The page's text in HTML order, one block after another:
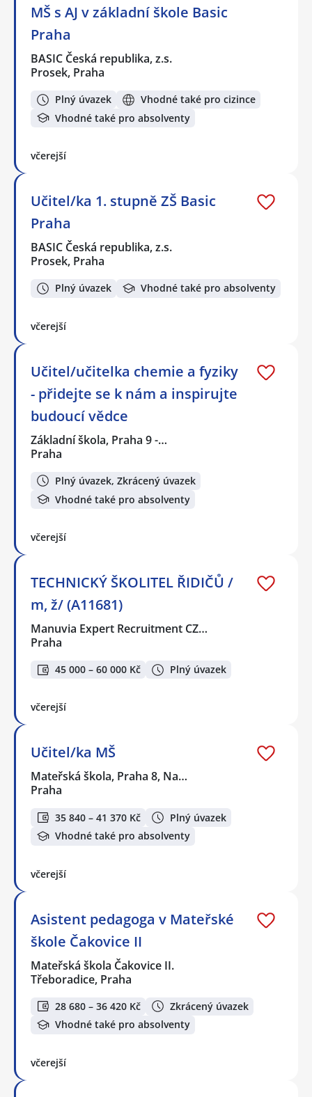
MŠ s AJ v základní škole Basic
Praha
BASIC Česká republika, z.s.
Prosek, Praha
Plný úvazek
Vhodné také pro cizince
Vhodné také pro absolventy
včerejší
Učitel/ka 1. stupně ZŠ Basic
Praha
BASIC Česká republika, z.s.
Prosek, Praha
Plný úvazek Vhodné také pro absolventy
včerejší
Učitel/učitelka chemie a fyziky
- přidejte se k nám a inspirujte
budoucí vědce
Základní škola, Praha 9 -…
Praha
Plný úvazek, Zkrácený úvazek
Vhodné také pro absolventy
včerejší
TECHNICKÝ ŠKOLITEL ŘIDIČŮ /
m, ž/ (A11681)
Manuvia Expert Recruitment CZ…
Praha
45 000 – 60 000 Kč Plný úvazek
včerejší
Učitel/ka MŠ
Mateřská škola, Praha 8, Na…
Praha
35 840 – 41 370 Kč
Plný úvazek
Vhodné také pro absolventy
včerejší
Asistent pedagoga v Mateřské
škole Čakovice II
Mateřská škola Čakovice II.
Třeboradice, Praha
28 680 – 36 420 Kč
Zkrácený úvazek
Vhodné také pro absolventy
včerejší